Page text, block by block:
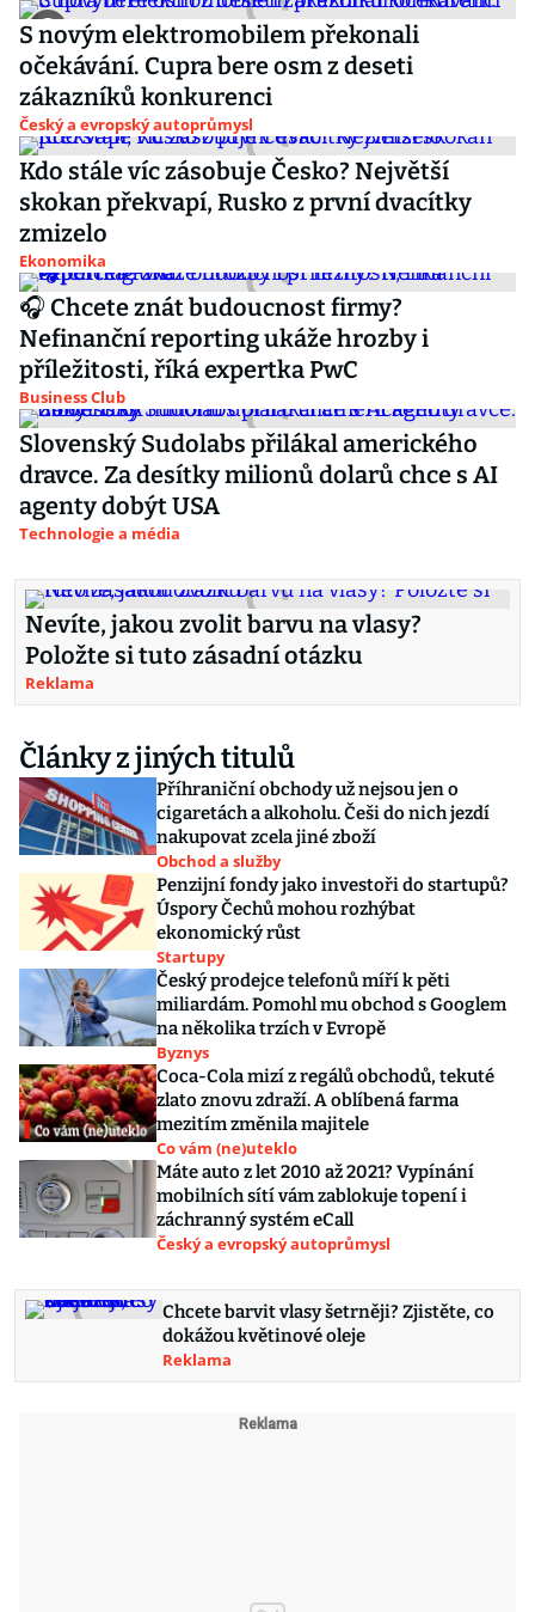
S novým elektromobilem překonali
očekávání. Cupra bere osm z deseti
zákazníků konkurenci
Český a evropský autoprůmysl
Kdo stále víc zásobuje Česko? Největší
skokan překvapí, Rusko z první dvacítky
zmizelo
Ekonomika
🎧 Chcete znát budoucnost firmy?
Nefinanční reporting ukáže hrozby i
příležitosti, říká expertka PwC
Business Club
Slovenský Sudolabs přilákal amerického
dravce. Za desítky milionů dolarů chce s AI
agenty dobýt USA
Technologie a média
Nevíte, jakou zvolit barvu na vlasy?
Položte si tuto zásadní otázku
Reklama
Články z jiných titulů
Příhraniční obchody už nejsou jen o
cigaretách a alkoholu. Češi do nich jezdí
nakupovat zcela jiné zboží
Obchod a služby
Penzijní fondy jako investoři do startupů?
Úspory Čechů mohou rozhýbat
ekonomický růst
Startupy
Český prodejce telefonů míří k pěti
miliardám. Pomohl mu obchod s Googlem
na několika trzích v Evropě
Byznys
Coca-Cola mizí z regálů obchodů, tekuté
zlato znovu zdraží. A oblíbená farma
mezitím změnila majitele
Co vám (ne)uteklo
Máte auto z let 2010 až 2021? Vypínání
mobilních sítí vám zablokuje topení i
záchranný systém eCall
Český a evropský autoprůmysl
Chcete barvit vlasy šetrněji? Zjistěte, co
dokážou květinové oleje
Reklama